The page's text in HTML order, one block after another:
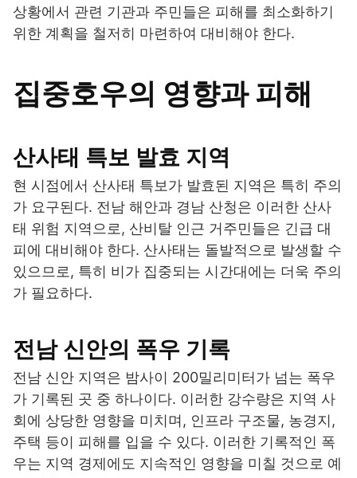
상황에서 관련 기관과 주민들은 피해를 최소화하기
위한 계획을 철저히 마련하여 대비해야 한다.
집중호우의 영향과 피해
산사태 특보 발효 지역
현 시점에서 산사태 특보가 발효된 지역은 특히 주의
가 요구된다. 전남 해안과 경남 산청은 이러한 산사
태 위험 지역으로, 산비탈 인근 거주민들은 긴급 대
피에 대비해야 한다. 산사태는 돌발적으로 발생할 수
있으므로, 특히 비가 집중되는 시간대에는 더욱 주의
가 필요하다.
전남 신안의 폭우 기록
전남 신안 지역은 밤사이 200밀리미터가 넘는 폭우
가 기록된 곳 중 하나이다. 이러한 강수량은 지역 사
회에 상당한 영향을 미치며, 인프라 구조물, 농경지,
주택 등이 피해를 입을 수 있다. 이러한 기록적인 폭
우는 지역 경제에도 지속적인 영향을 미칠 것으로 예